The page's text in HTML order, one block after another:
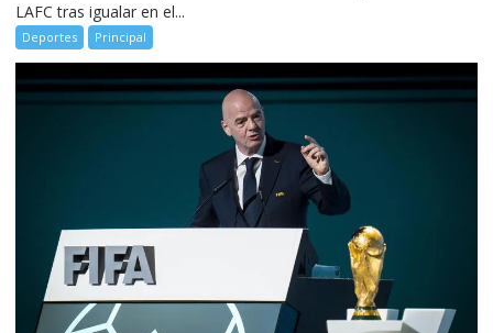
LAFC tras igualar en el...
Deportes Principal